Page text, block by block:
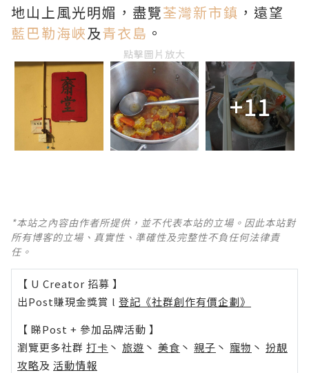
地山上風光明媚，盡覽荃灣新市鎮 ，遠望
藍巴勒海峽及青衣島 。
點擊圖片放大
+11
*本站之內容由作者所提供，並不代表本站的立場。因此本站對
所有博客的立場、真實性、準確性及完整性不負任何法律責
任。
【 U Creator 招募 】
出Post賺現金獎賞 l 登記《社群創作有價企劃》
【 睇Post + 參加品牌活動 】
瀏覽更多社群 打卡 丶 旅遊 丶 美食 丶 親子 丶 寵物 丶 扮靚
攻略及 活動情報